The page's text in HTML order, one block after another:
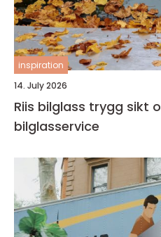
inspiration
14. July 2026
Riis bilglass trygg sikt og profesjonell
bilglasservice